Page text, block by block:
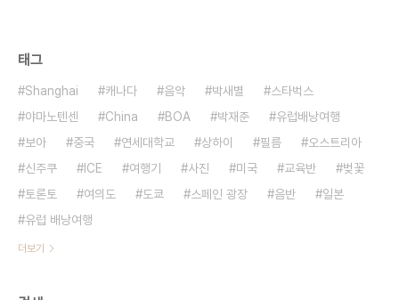
태그
Shanghai 캐나다 음악 박새별
스타벅스
야마노텐센
China BOA 박재준
유럽배낭여행
보아
중국 연세대학교 상하이 필름
오스트리아
신주쿠
ICE 여행기 사진 미국 교육반
벚꽃
토론토
여의도 도쿄 스페인 광장 음반
일본
유럽 배낭여행
더보기